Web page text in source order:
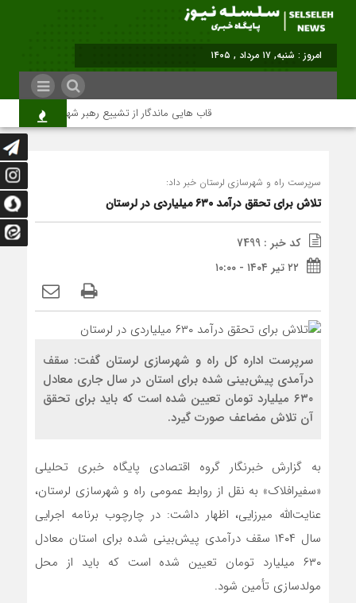
امروز : شنبه, ۱۷ مرداد , ۱۴۰۵
قاب هایی ماندگار از تشییع رهبر شهید در تهران
سرپرست راه و شهرسازی لرستان خبر داد:
تلاش برای تحقق درآمد ۶۳۰ میلیاردی در لرستان
کد خبر : 7499
۲۲ تیر ۱۴۰۴ - ۱۰:۰۰
سرپرست اداره کل راه و شهرسازی لرستان گفت: سقف
درآمدی پیش‌بینی شده برای استان در سال جاری معادل
۶۳۰ میلیارد تومان تعیین شده است که باید برای تحقق
آن تلاش مضاعف صورت گیرد.
به گزارش خبرنگار گروه اقتصادی پایگاه خبری تحلیلی
«سفیرافلاک» به نقل از روابط عمومی راه و شهرسازی لرستان،
عنایت‌الله میرزایی، اظهار داشت: در چارچوب برنامه اجرایی
سال ۱۴۰۴ سقف درآمدی پیش‌بینی شده برای استان معادل
۶۳۰ میلیارد تومان تعیین شده است که باید از محل
مولدسازی تأمین شود.